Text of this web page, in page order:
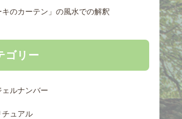
キのカーテン」の風水での解釈
ゴリー
ェルナンバー
チュアル